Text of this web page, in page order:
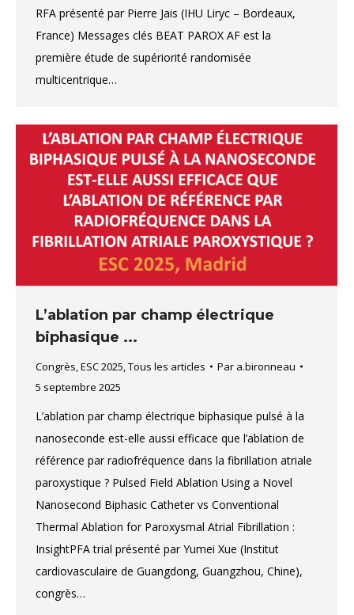
RFA présenté par Pierre Jais (IHU Liryc – Bordeaux,
France) Messages clés BEAT PAROX AF est la
première étude de supériorité randomisée
multicentrique…
L’ablation par champ électrique
biphasique ...
Congrès,ESC 2025,Tous les articles Par a.bironneau
5 septembre 2025
L’ablation par champ électrique biphasique pulsé à la
nanoseconde est-elle aussi efficace que l’ablation de
référence par radiofréquence dans la fibrillation atriale
paroxystique ? Pulsed Field Ablation Using a Novel
Nanosecond Biphasic Catheter vs Conventional
Thermal Ablation for Paroxysmal Atrial Fibrillation :
InsightPFA trial présenté par Yumei Xue (Institut
cardiovasculaire de Guangdong, Guangzhou, Chine),
congrès…